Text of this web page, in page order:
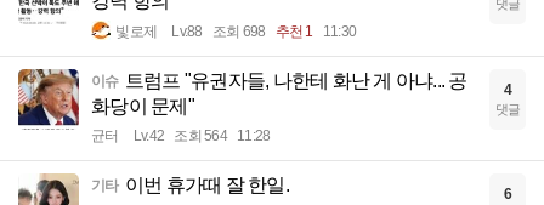
빛로제 Lv.88 조회 698 추천 1 11:30
댓글
이슈 트럼프 "유권자들, 나한테 화난 게 아냐... 공
화당이 문제"
균터 Lv.42 조회 564 11:28
4
댓글
기타 이번 휴가때 잘 한일. 6